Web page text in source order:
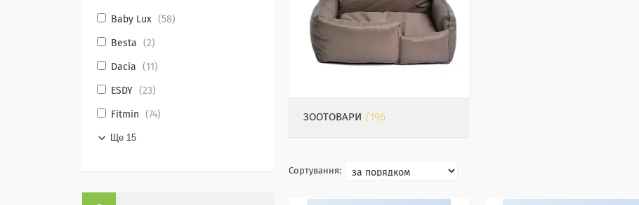
ЗООТОВАРИ 196
Baby Lux 58
Besta 2
Dacia 11
ESDY 23
Fitmin 74
Ще 15